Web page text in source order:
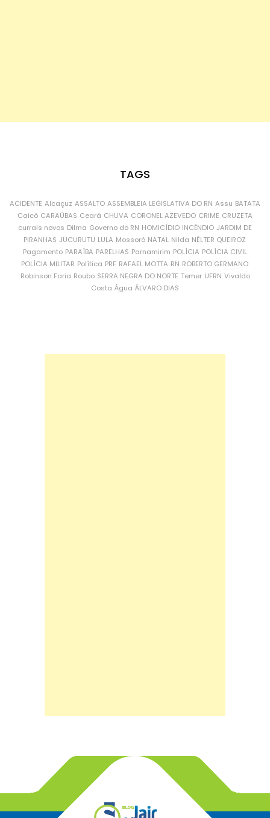
TAGS
ACIDENTE Alcaçuz ASSALTO ASSEMBLEIA LEGISLATIVA DO RN Assu BATATA
Caicó CARAÚBAS Ceará CHUVA CORONEL AZEVEDO CRIME CRUZETA
currais novos Dilma Governo do RN HOMICÍDIO INCÊNDIO JARDIM DE
PIRANHAS JUCURUTU LULA Mossoró NATAL Nilda NÉLTER QUEIROZ
Pagamento PARAÍBA PARELHAS Parnamirim POLÍCIA POLÍCIA CIVIL
POLÍCIA MILITAR Política PRF RAFAEL MOTTA RN ROBERTO GERMANO
Robinson Faria Roubo SERRA NEGRA DO NORTE Temer UFRN Vivaldo
Costa Água ÁLVARO DIAS